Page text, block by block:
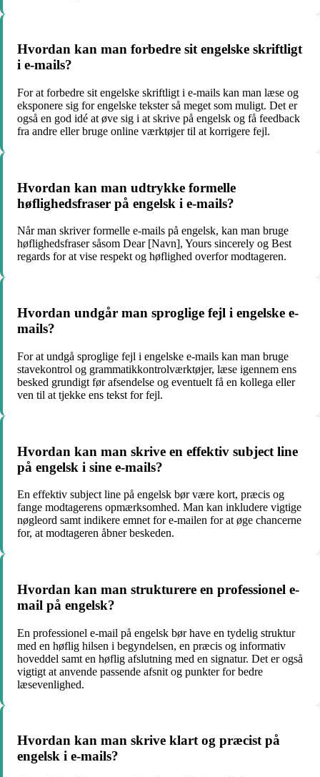
Hvordan kan man forbedre sit engelske skriftligt
i e-mails?
For at forbedre sit engelske skriftligt i e-mails kan man læse og
eksponere sig for engelske tekster så meget som muligt. Det er
også en god idé at øve sig i at skrive på engelsk og få feedback
fra andre eller bruge online værktøjer til at korrigere fejl.
Hvordan kan man udtrykke formelle
høflighedsfraser på engelsk i e-mails?
Når man skriver formelle e-mails på engelsk, kan man bruge
høflighedsfraser såsom Dear [Navn], Yours sincerely og Best
regards for at vise respekt og høflighed overfor modtageren.
Hvordan undgår man sproglige fejl i engelske e-
mails?
For at undgå sproglige fejl i engelske e-mails kan man bruge
stavekontrol og grammatikkontrolværktøjer, læse igennem ens
besked grundigt før afsendelse og eventuelt få en kollega eller
ven til at tjekke ens tekst for fejl.
Hvordan kan man skrive en effektiv subject line
på engelsk i sine e-mails?
En effektiv subject line på engelsk bør være kort, præcis og
fange modtagerens opmærksomhed. Man kan inkludere vigtige
nøgleord samt indikere emnet for e-mailen for at øge chancerne
for, at modtageren åbner beskeden.
Hvordan kan man strukturere en professionel e-
mail på engelsk?
En professionel e-mail på engelsk bør have en tydelig struktur
med en høflig hilsen i begyndelsen, en præcis og informativ
hoveddel samt en høflig afslutning med en signatur. Det er også
vigtigt at anvende passende afsnit og punkter for bedre
læsevenlighed.
Hvordan kan man skrive klart og præcist på
engelsk i e-mails?